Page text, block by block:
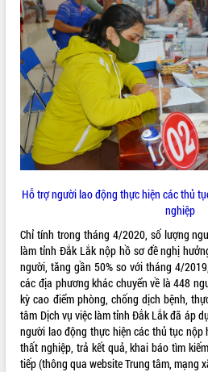
VĂN BẢN HĐND TỈNH
ĐIỂM TIN VĂN BẢN
QUY HOẠCH - KẾ HOẠCH
Hỗ trợ người lao động thực hiện các thủ
nghiệp
Chỉ tính trong tháng 4/2020, số lượng
làm tỉnh Đắk Lắk nộp hồ sơ đề nghị
người, tăng gần 50% so với tháng 4/
các địa phương khác chuyển về là 448
kỳ cao điểm phòng, chống dịch bệnh,
tâm Dịch vụ việc làm tỉnh Đắk Lắk đã áp
người lao động thực hiện các thủ tục nộp
thất nghiệp, trả kết quả, khai báo tìm
tiếp (thông qua website Trung tâm, mạng